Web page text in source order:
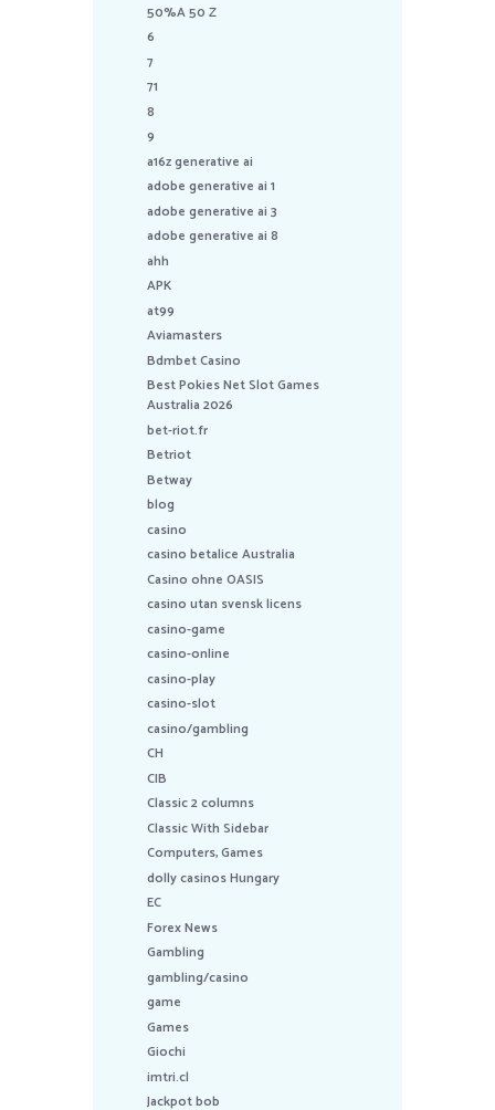
50%A 50 Z
6
7
71
8
9
a16z generative ai
adobe generative ai 1
adobe generative ai 3
adobe generative ai 8
ahh
APK
at99
Aviamasters
Bdmbet Casino
Best Pokies Net Slot Games
Australia 2026
bet-riot.fr
Betriot
Betway
blog
casino
casino betalice Australia
Casino ohne OASIS
casino utan svensk licens
casino-game
casino-online
casino-play
casino-slot
casino/gambling
CH
CIB
Classic 2 columns
Classic With Sidebar
Computers, Games
dolly casinos Hungary
EC
Forex News
Gambling
gambling/casino
game
Games
Giochi
imtri.cl
Jackpot bob